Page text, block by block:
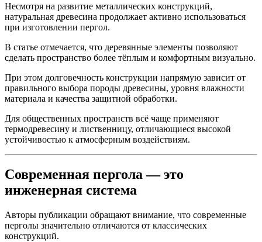
Несмотря на развитие металлических конструкций,
натуральная древесина продолжает активно использоваться
при изготовлении пергол.
В статье отмечается, что деревянные элементы позволяют
сделать пространство более тёплым и комфортным визуально.
При этом долговечность конструкции напрямую зависит от
правильного выбора породы древесины, уровня влажности
материала и качества защитной обработки.
Для общественных пространств всё чаще применяют
термодревесину и лиственницу, отличающиеся высокой
устойчивостью к атмосферным воздействиям.
Современная пергола — это
инженерная система
Авторы публикации обращают внимание, что современные
перголы значительно отличаются от классических
конструкций.